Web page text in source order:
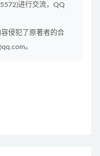
进行交流，QQ
侵犯了原著者的合
。